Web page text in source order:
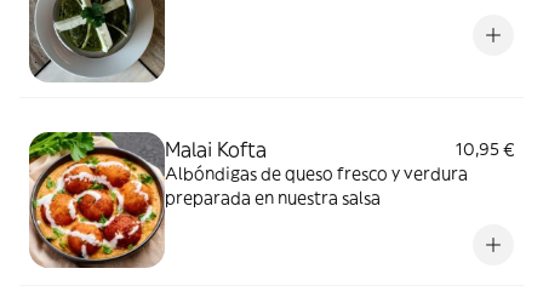
Malai Kofta
10,95 €
Albóndigas de queso fresco y verdura
preparada en nuestra salsa